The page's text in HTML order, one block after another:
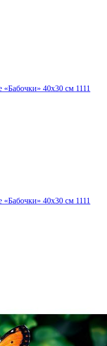
40x30 см 1111
40x30 см 1111